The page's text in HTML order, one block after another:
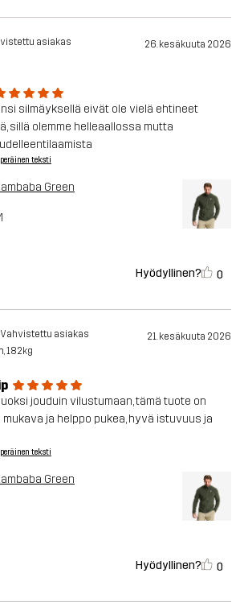
asiakas 26. kesäkuuta 2026
silmäyksellä eivät ole vielä ehtineet
sillä olemme helleaallossa mutta
teksti
Green
Hyödyllinen? 0
Vahvistettu asiakas 21. kesäkuuta 2026
182kg
jouduin vilustumaan, tämä tuote on
mukava ja helppo pukea, hyvä istuvuus ja
teksti
Green
Hyödyllinen? 0